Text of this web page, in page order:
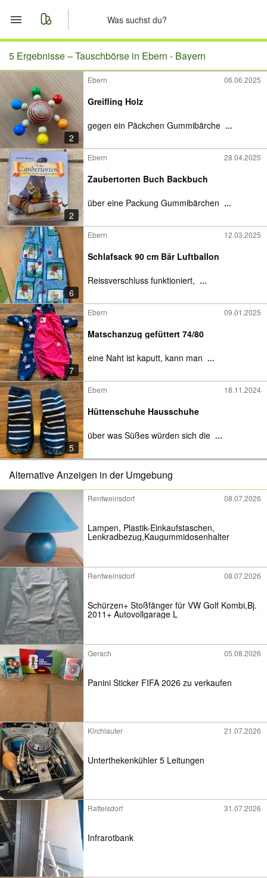
Start
Merkliste
Nachrichten
Anzeige aufgeben
5 Ergebnisse –Tauschbörse in Ebern - Bayern
2
Ebern 06.06.2025
Greifling Holz
gegen ein Päckchen Gummibärche ...
2
Ebern 28.04.2025
Zaubertorten Buch Backbuch
über eine Packung Gummibärchen ...
6
Ebern 12.03.2025
Schlafsack 90 cm Bär Luftballon
Reissverschluss funktioniert, ...
7
Ebern 09.01.2025
Matschanzug gefüttert 74/80
eine Naht ist kaputt, kann man ...
5
Ebern 18.11.2024
Hüttenschuhe Hausschuhe
über was Süßes würden sich die ...
Alternative Anzeigen in der Umgebung
Rentweinsdorf 08.07.2026
Lampen, Plastik-Einkaufstaschen,
Lenkradbezug,Kaugummidosenhalter
Rentweinsdorf 08.07.2026
Schürzen+ Stoßfänger für VW Golf Kombi,Bj.
2011+ Autovollgarage L
Gerach 05.08.2026
Panini Sticker FIFA 2026 zu verkaufen
Kirchlauter 21.07.2026
Unterthekenkühler 5 Leitungen
Rattelsdorf 31.07.2026
Infrarotbank